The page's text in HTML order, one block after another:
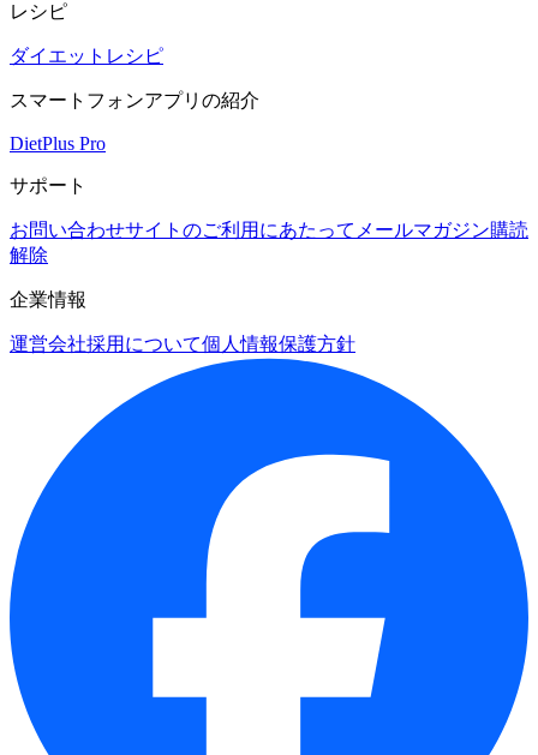
レシピ
ダイエットレシピ
スマートフォンアプリの紹介
DietPlus Pro
サポート
お問い合わせサイトのご利用にあたって メールマガジン購読
解除
企業情報
運営会社採用について個人情報保護方針